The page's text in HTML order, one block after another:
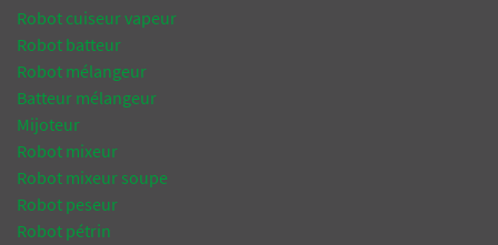
Robot cuiseur vapeur
Robot batteur
Robot mélangeur
Batteur mélangeur
Mijoteur
Robot mixeur
Robot mixeur soupe
Robot peseur
Robot pétrin